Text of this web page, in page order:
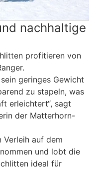
nachhaltige
profitieren von
geringes Gewicht
zu stapeln, was
erleichtert“, sagt
der Matterhorn-
Verleih auf dem
und lobt die
ideal für